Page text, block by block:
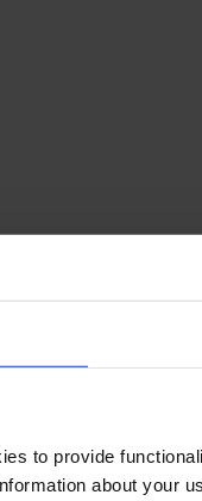
to provide
about your